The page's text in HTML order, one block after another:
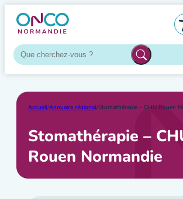
Aller
contenu
Accueil/Annuaire régional/Stomathérapie – CHU Rouen
Stomathérapie –
Rouen Normandie